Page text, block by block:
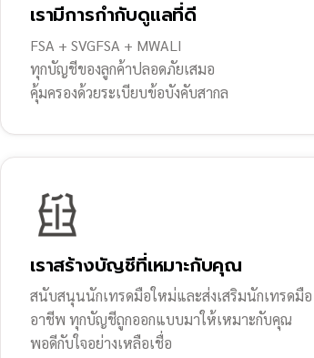
เรามีการกำกับดูแลที่ดี
FSA + SVGFSA + MWALI
ทุกบัญชีของลูกค้าปลอดภัยเสมอ
คุ้มครองด้วยระเบียบข้อบังคับสากล
เราสร้างบัญชีที่เหมาะกับคุณ
สนับสนุนนักเทรดมือใหม่และส่งเสริมนักเทรดมือ
อาชีพ ทุกบัญชีถูกออกแบบมาให้เหมาะกับคุณ
พอดีกับใจอย่างเหลือเชื่อ